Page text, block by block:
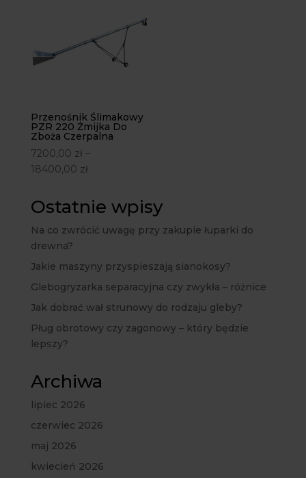
Przenośnik Ślimakowy
PZR 220 Żmijka Do
Zboża Czerpalna
7200,00 zł –
18400,00 zł
Ostatnie wpisy
Na co zwrócić uwagę przy zakupie łuparki do
drewna?
Jakie maszyny przyspieszają sianokosy?
Glebogryzarka separacyjna czy zwykła – różnice
Jak dobrać wał strunowy do rodzaju gleby?
Pług obrotowy czy zagonowy – który będzie
lepszy?
Archiwa
lipiec 2026
czerwiec 2026
maj 2026
kwiecień 2026